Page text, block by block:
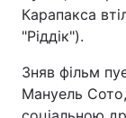
Карапакса
"Ріддік").
Зняв фільм
Мануель